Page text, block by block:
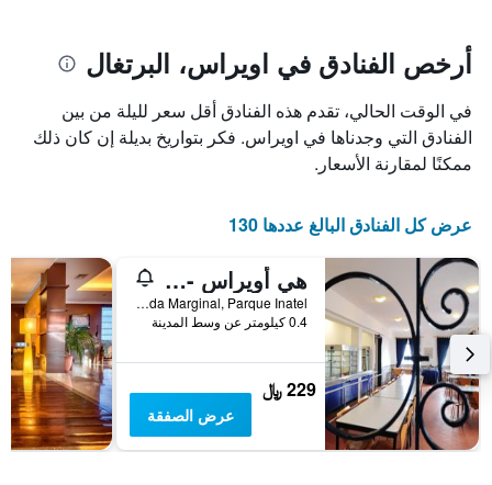
المخطط
1
Y
الذي
يعرض
متوسط
غرفة
في
عطلة
نهاية
هذا
الأسبوع
خلال
آخر
3
أيام
محور
الذي
يعرض
عدد
الأيام
الإقامة
يتضمن
المخطط
التالي
1
محور
Y
الذي
يعرض
متوسط
سعر
غرفة
أرخص الفنادق في اويراس، البرتغال
في الوقت الحالي، تقدم هذه الفنادق أقل سعر لليلة من بين
الفنادق التي وجدناها في اويراس. فكر بتواريخ بديلة إن كان ذلك
ممكنًا لمقارنة الأسعار.
عرض كل الفنادق البالغ عددها 130
هي أويراس - بوسادا دي خوفينتود - هوستل
Estrada Marginal, Parque Inatel, اويراس, محافظة لشبونة, البرتغال
0.4 كيلومتر عن وسط المدينة
229 ﷼
عرض الصفقة